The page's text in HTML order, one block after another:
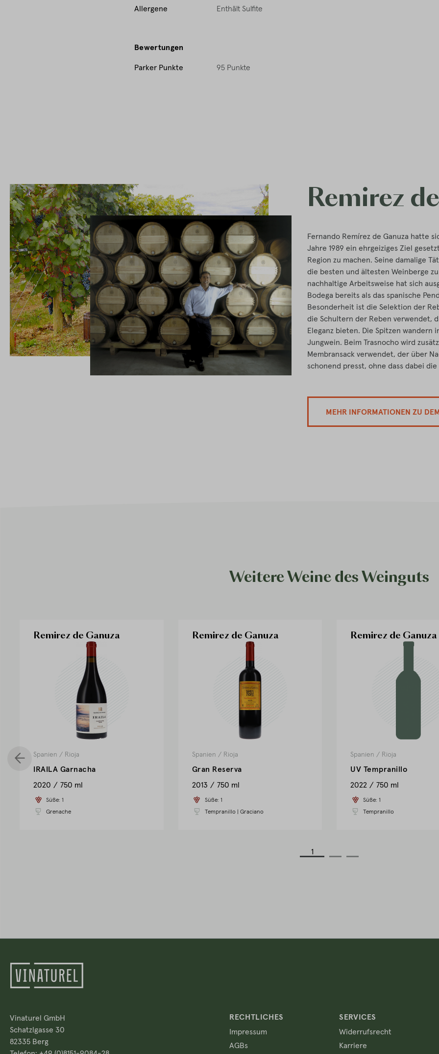
Allergene
Enthält Sulfite
Bewertungen
Parker Punkte 95 Punkte
Remirez
Fernando Remírez de Ganuza hatte
Jahre 1989 ein ehrgeiziges Ziel
Region zu machen. Seine damalige
die besten und ältesten Weinberge
nachhaltige Arbeitsweise hat sich
Bodega bereits als das spanische
Besonderheit ist die Selektion der
die Schultern der Reben verwendet,
Eleganz bieten. Die Spitzen
Jungwein. Beim Trasnocho wird
Membransack verwendet, der über
schonend presst, ohne dass dabei
MEHR INFORMATIONEN ZU
Weitere Weine des Weinguts
1
Remirez de Ganuza
Spanien / Rioja
IRAILA Garnacha
2020
750 ml
Süße: 1
Grenache
Remirez de Ganuza
Spanien / Rioja
Gran Reserva
2013
750 ml
Süße: 1
Tempranillo| Graciano
Remirez de Ganuza
Spanien / Rioja
UV Tempranillo
2022
750 ml
Süße: 1
Tempranillo
Vinaturel GmbH
Schatzlgasse 30
82335 Berg
RECHTLICHES
Impressum
AGBs
SERVICES
Widerrufsrecht
Karriere